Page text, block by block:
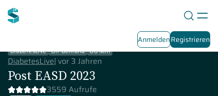
AnmeldenRegistrieren
DiabetesLive On-Demand 88 Min
DiabetesLive| vor 3 Jahren
Post EASD 2023
3559 Aufrufe